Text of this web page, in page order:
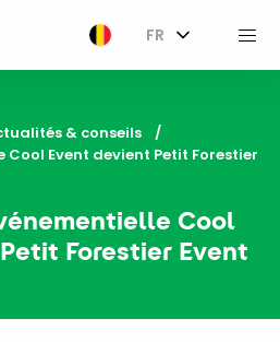
FR
& conseils
Event devient Petit Forestier
Cool
Forestier Event